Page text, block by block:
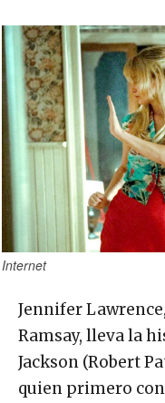
Internet
Jennifer
Ramsay, lleva la
Jackson (Robert
quien primero